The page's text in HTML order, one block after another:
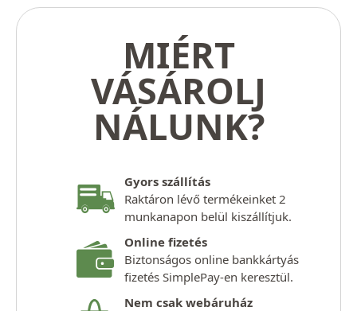
MIÉRT
VÁSÁROLJ
NÁLUNK?
Gyors szállítás
Raktáron lévő termékeinket 2
munkanapon belül kiszállítjuk.
Online fizetés
Biztonságos online bankkártyás
fizetés SimplePay-en keresztül.
Nem csak webáruház